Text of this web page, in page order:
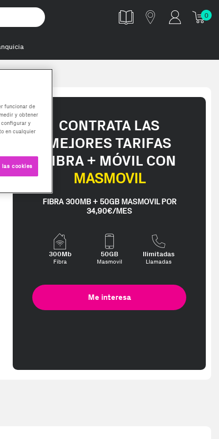
0
CONTRATA LAS
MEJORES TARIFAS
FIBRA + MÓVIL CON
MASMOVIL
FIBRA 300MB + 50GB MASMOVIL POR
34,90€/MES
300Mb
Fibra
50GB
Masmovil
Ilimitadas
Llamadas
Me interesa
funcionar de
y obtener
y
en cualquier
cookies